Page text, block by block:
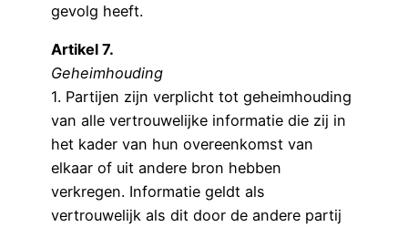
gevolg heeft.
Artikel 7.
Geheimhouding
1. Partijen zijn verplicht tot geheimhouding
van alle vertrouwelijke informatie die zij in
het kader van hun overeenkomst van
elkaar of uit andere bron hebben
verkregen. Informatie geldt als
vertrouwelijk als dit door de andere partij